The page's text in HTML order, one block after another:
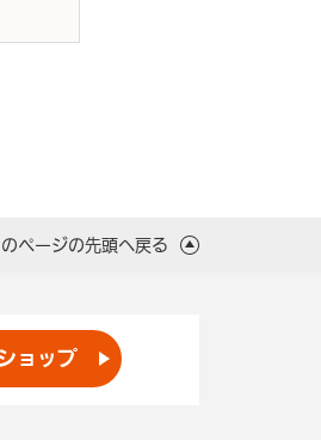
ページの先頭へ戻る
ョップ